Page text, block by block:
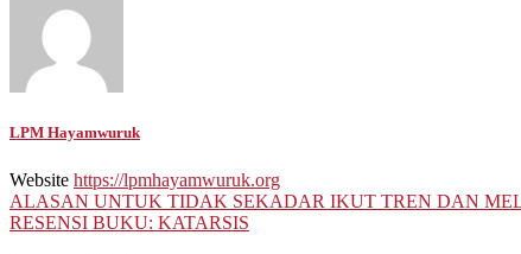
LPM Hayamwuruk
Website https://lpmhayamwuruk.org
Post
navigation
ALASAN UNTUK TIDAK SEKADAR IKUT TREN DAN
RESENSI BUKU: KATARSIS